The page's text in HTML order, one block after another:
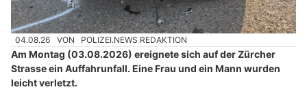
04.08.26 VON POLIZEI.NEWS REDAKTION
Am Montag (03.08.2026) ereignete sich auf der Zürcher
Strasse ein Auffahrunfall. Eine Frau und ein Mann wurden
leicht verletzt.